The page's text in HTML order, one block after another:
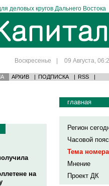
деловых кругов Дальнего Востока
Воскресенье | 09 Августа,
АРХИВ | ПОДПИСКА | RSS |
на
главная
Регион
Часовой пояс
Тема номера
Мнение
Проект ДК